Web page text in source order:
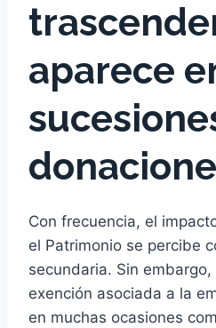
aparece
Con frecuencia, el
el Patrimonio se percibe
secundaria. Sin
exención asociada a la
en muchas ocasiones